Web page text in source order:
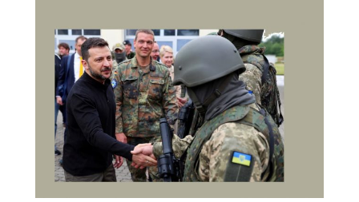
Teknologji
Udhëtime
DuVideo